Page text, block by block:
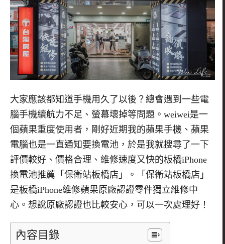
大家應該都知道手機用久了以後？總會遇到一些電
腦手機續航力不足、螢幕壞掉等問題。 weiwei是一
個蘋果重度使用者，剛好近期我的蘋果手機、蘋果
電腦也是一直通知要換電池，於是我就搜尋了一下
評價較好、價格合理、維修速度又快的板橋iPhone
換電池推薦「保衛站板橋店」。「保衛站板橋店」
是板橋iPhone維修蘋果原廠認證零件獨立維修中
心。想說原廠認證也比較安心，可以一次處理好！
內容目錄